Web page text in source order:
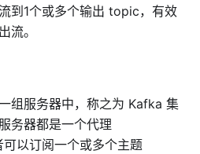
到1个或多个输出 topic，有效
流。
组服务器中，称之为 Kafka 集
务器都是一个代理
可以订阅一个或多个主题